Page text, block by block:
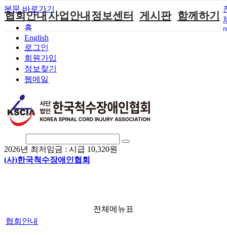
본문 바로가기
홈
English
로그인
회원가입
정보찾기
웹메일
2026년 최저임금 : 시급 10,320원
(사)한국척수장애인협회
협회안내
인사말
연혁
비전
조직도
척수장애란?
정관
찾아오시는길
사업안내
단체지원사업
척수장애인재
활지원센터
척수장애인직
척수재활연구
소
국제 교류/개
발 협력사업
정보센터 게시판
포토갤러리
자유게시판
함께하기
전체메뉴표
협회안내